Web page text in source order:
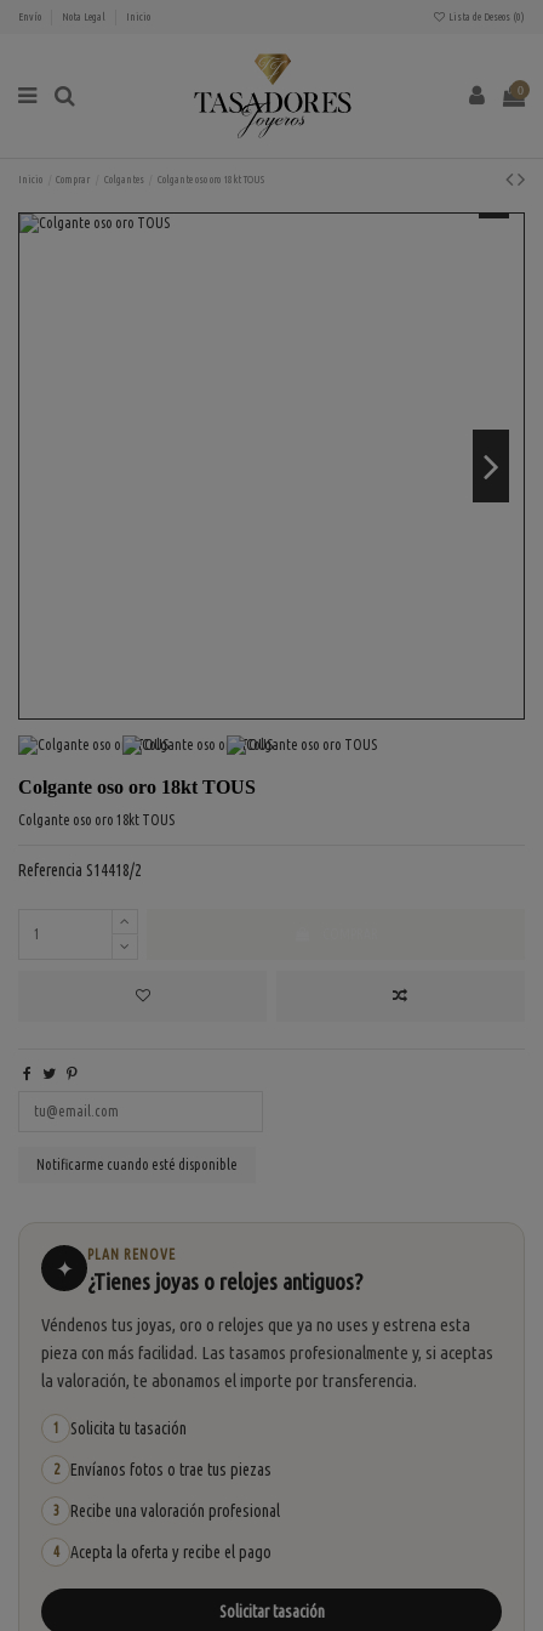
Envío Nota Legal Inicio Lista de Deseos (0)
0
Inicio Comprar Colgantes Colgante oso oro 18kt TOUS
Colgante oso oro 18kt TOUS
Colgante oso oro 18kt TOUS
Referencia S14418/2
✦
PLAN RENOVE
¿Tienes joyas o relojes antiguos?
Véndenos tus joyas, oro o relojes que ya no uses y estrena esta
pieza con más facilidad. Las tasamos profesionalmente y, si aceptas
la valoración, te abonamos el importe por transferencia.
1 Solicita tu tasación
2 Envíanos fotos o trae tus piezas
3 Recibe una valoración profesional
4 Acepta la oferta y recibe el pago
Solicitar tasación